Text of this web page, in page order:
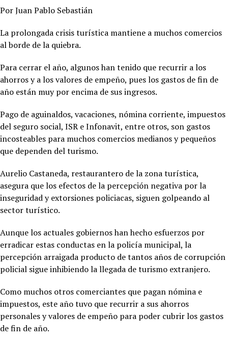
Por Juan Pablo Sebastián
La prolongada crisis turística mantiene a muchos comercios
al borde de la quiebra.
Para cerrar el año, algunos han tenido que recurrir a los
ahorros y a los valores de empeño, pues los gastos de fin de
año están muy por encima de sus ingresos.
Pago de aguinaldos, vacaciones, nómina corriente, impuestos
del seguro social, ISR e Infonavit, entre otros, son gastos
incosteables para muchos comercios medianos y pequeños
que dependen del turismo.
Aurelio Castaneda, restaurantero de la zona turística,
asegura que los efectos de la percepción negativa por la
inseguridad y extorsiones policiacas, siguen golpeando al
sector turístico.
Aunque los actuales gobiernos han hecho esfuerzos por
erradicar estas conductas en la policía municipal, la
percepción arraigada producto de tantos años de corrupción
policial sigue inhibiendo la llegada de turismo extranjero.
Como muchos otros comerciantes que pagan nómina e
impuestos, este año tuvo que recurrir a sus ahorros
personales y valores de empeño para poder cubrir los gastos
de fin de año.